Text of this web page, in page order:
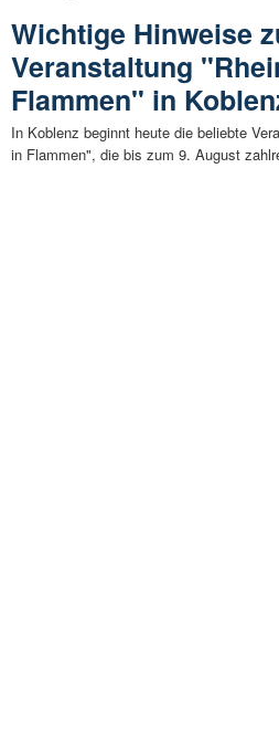
Wichtige Hinweise
Veranstaltung
Flammen" in
In Koblenz beginnt heute die beliebte
in Flammen", die bis zum 9. August